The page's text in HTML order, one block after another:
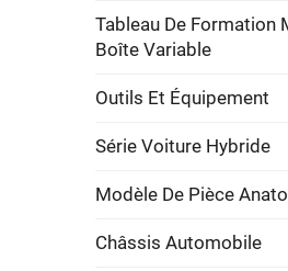
Tableau De Formation
Boîte Variable
Outils Et Équipement
Série Voiture Hybride
Modèle De Pièce
Châssis Automobile